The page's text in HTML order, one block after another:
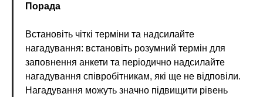
Порада
Встановіть чіткі терміни та надсилайте
нагадування: встановіть розумний термін для
заповнення анкети та періодично надсилайте
нагадування співробітникам, які ще не відповіли.
Нагадування можуть значно підвищити рівень